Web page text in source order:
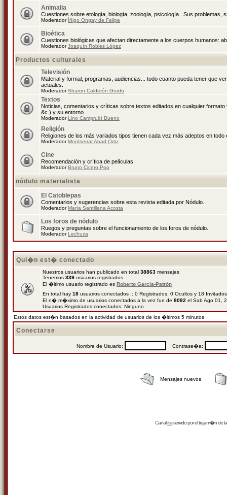
Animalia
Cuestiones sobre etología, biología, zoología, psicología...Sus problemas,
Moderador Íñigo Ongay de Felipe
Bioética
Cuestiones biológicas que afectan directamente a los cuerpos humanos:
ModeradorJoaquín Robles López
Productos culturales
Televisión
Material y formal, programas, audiencias... todo cuanto pueda tener que
actuales.
ModeradorSharon Calderón Gordo
Textos
Noticias, comentarios y críticas sobre textos editados en cualquier
&c.) y su entorno.
ModeradorLino Camprubí Bueno
Religión
Religiones de los más variados tipos tienen cada vez más adeptos en todo
ModeradorMontserrat Abad Ortiz
Cine
Recomendación y crítica de películas.
ModeradorBruno Cicero Poo
nódulo materialista
El Catoblepas
Comentarios y sugerencias sobre esta revista editada por Nódulo.
ModeradorMaría Santillana Acosta
Los foros de nódulo
Ruegos y preguntas sobre el funcionamiento de los foros de nódulo.
ModeradorLechuza
Qui�n est� conectado
Nuestros usuarios han publicado en total 38863 mensajes
Tenemos 339 usuarios registrados
El �ltimo usuario registrado es Roberto García-Patrón
En total hay 18 usuarios conectados :: 0 Registrados, 0 Ocultos y 18
El n� m�ximo de usuarios conectados a la vez fue de 8082 el Sab Ago 01,
Usuarios Registrados conectados: Ninguno
Estos datos est�n basados en la actividad de usuarios de los �ltimos 5 minutos
Conectarse
Nombre de Usuario: Contrase�a:
Mensajes nuevos
Canalrssservido por eltrujam�nde